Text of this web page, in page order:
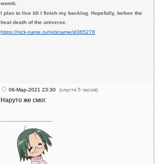
womb.
I plan to live till I finish my backlog. Hopefully, before the
heat death of the universe.
https://nick-name.ru/nickname/id365278
06-Мар-2021 23:30 (спустя 5 часов)
Наруто же смог.